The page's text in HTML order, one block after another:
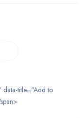
data-title="Add to